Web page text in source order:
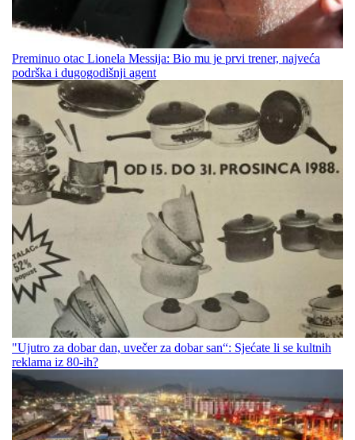
Preminuo otac Lionela Messija: Bio mu je prvi trener, najveća
podrška i dugogodišnji agent
"Ujutro za dobar dan, uvečer za dobar san“: Sjećate li se kultnih
reklama iz 80-ih?